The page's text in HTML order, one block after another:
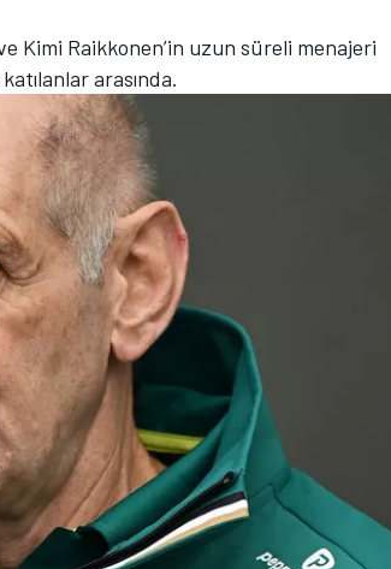
Kimi Raikkonen’in uzun süreli menajeri
arasında.